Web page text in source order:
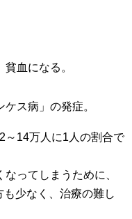
血になる。
ケス病」の発症。
～14万人に1人の割合で
ってしまうために、
少なく、治療の難し